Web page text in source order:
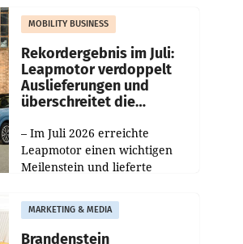
Die beiden Standorte liegen in
Haag sowie im rund
MOBILITY BUSINESS
Rekordergebnis im Juli:
Leapmotor verdoppelt
Auslieferungen und
überschreitet die
– Im Juli 2026 erreichte
Leapmotor einen wichtigen
Meilenstein und lieferte
aus, womit sich das Ergebnis
gegenüber Juli 2025 mehr als
verdoppelte (+102
MARKETING & MEDIA
Brandenstein